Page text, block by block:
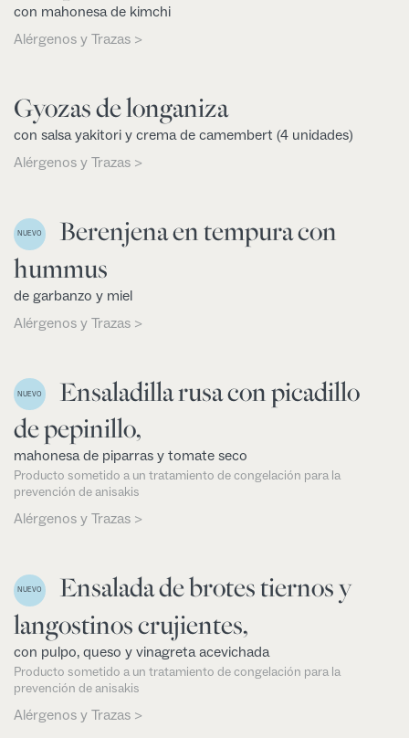
con mahonesa de kimchi
Alérgenos y Trazas >
Gyozas de longaniza
con salsa yakitori y crema de camembert (4 unidades)
Alérgenos y Trazas >
NUEVO
Berenjena en tempura con
hummus
de garbanzo y miel
Alérgenos y Trazas >
NUEVO
Ensaladilla rusa con picadillo
de pepinillo,
mahonesa de piparras y tomate seco
Producto sometido a un tratamiento de congelación para la
prevención de anisakis
Alérgenos y Trazas >
NUEVO
Ensalada de brotes tiernos y
langostinos crujientes,
con pulpo, queso y vinagreta acevichada
Producto sometido a un tratamiento de congelación para la
prevención de anisakis
Alérgenos y Trazas >